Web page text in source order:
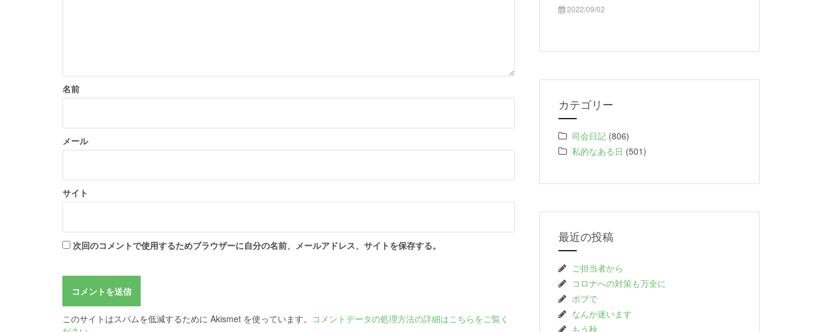
名前
メール
サイト
次回のコメントで使用するためブラウザーに自分の名前、メールアドレス、サイトを保存する。
このサイトはスパムを低減するために Akismet を使っています。 コメントデータの処理方法の詳細はこちらをご覧く
2022/09/02
カテゴリー
司会日記 (806)
私的なある日 (501)
最近の投稿
ご担当者から
コロナへの対策も万全に
ボブで
なんか迷います
もう秋